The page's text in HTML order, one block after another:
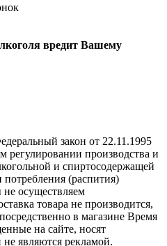
вредит Вашему
закон от 22.11.1995
производства и
и спиртосодержащей
(распития)
осуществляем
товара не производится,
в магазине Время
на сайте, носят
являются рекламой.